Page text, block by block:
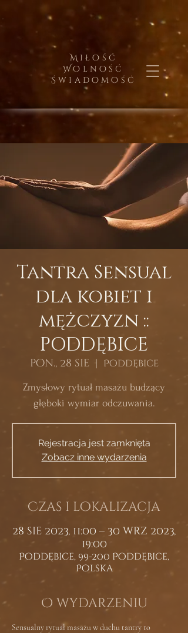
Miłość
Wolność
Świadomość
Tantra Sensual
dla kobiet i
mężczyzn ::
PODDĘBICE
pon., 28 sie
  |
Poddębice
Zmysłowy rytuał masażu budzący
głęboki wymiar odczuwania.
Rejestracja jest zamknięta
Zobacz inne wydarzenia
Czas i lokalizacja
28 sie 2023, 11:00 – 30 wrz 2023,
19:00
Poddębice, 99-200 Poddębice,
Polska
O wydarzeniu
Sensualny rytuał masażu w duchu tantry to